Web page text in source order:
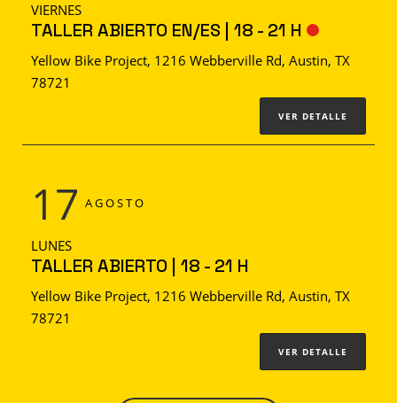
VIERNES
TALLER ABIERTO EN/ES | 18 - 21 H
Yellow Bike Project, 1216 Webberville Rd, Austin, TX
78721
VER DETALLE
17 AGOSTO
LUNES
TALLER ABIERTO | 18 - 21 H
Yellow Bike Project, 1216 Webberville Rd, Austin, TX
78721
VER DETALLE